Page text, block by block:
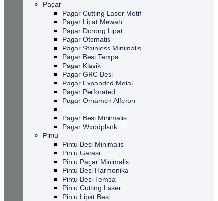
Pagar
Pagar Cutting Laser Motif
Pagar Lipat Mewah
Pagar Dorong Lipat
Pagar Otomatis
Pagar Stainless Minimalis
Pagar Besi Tempa
Pagar Klasik
Pagar GRC Besi
Pagar Expanded Metal
Pagar Perforated
Pagar Ornamen Alferon
Pagar Garasi Mobil
Pagar Besi Minimalis
Pagar Woodplank
Pintu
Pintu Besi Minimalis
Pintu Garasi
Pintu Pagar Minimalis
Pintu Besi Harmonika
Pintu Besi Tempa
Pintu Cutting Laser
Pintu Lipat Besi